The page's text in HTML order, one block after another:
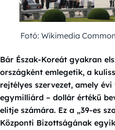
Fotó: Wikimedia
Bár Észak-Koreát gyakran
országként emlegetik, a
rejtélyes szervezet, amely
egymilliárd – dollár értékű
elitje számára. Ez a „39-es
Központi Bizottságának